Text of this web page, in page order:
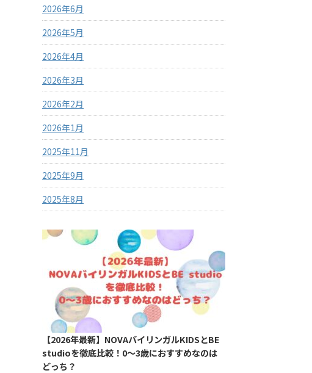
2026年6月
2026年5月
2026年4月
2026年3月
2026年2月
2026年1月
2025年11月
2025年9月
2025年8月
【2026年最新】NOVAバイリンガルKIDSとBE
studioを徹底比較！0～3歳におすすめなのは
どっち？